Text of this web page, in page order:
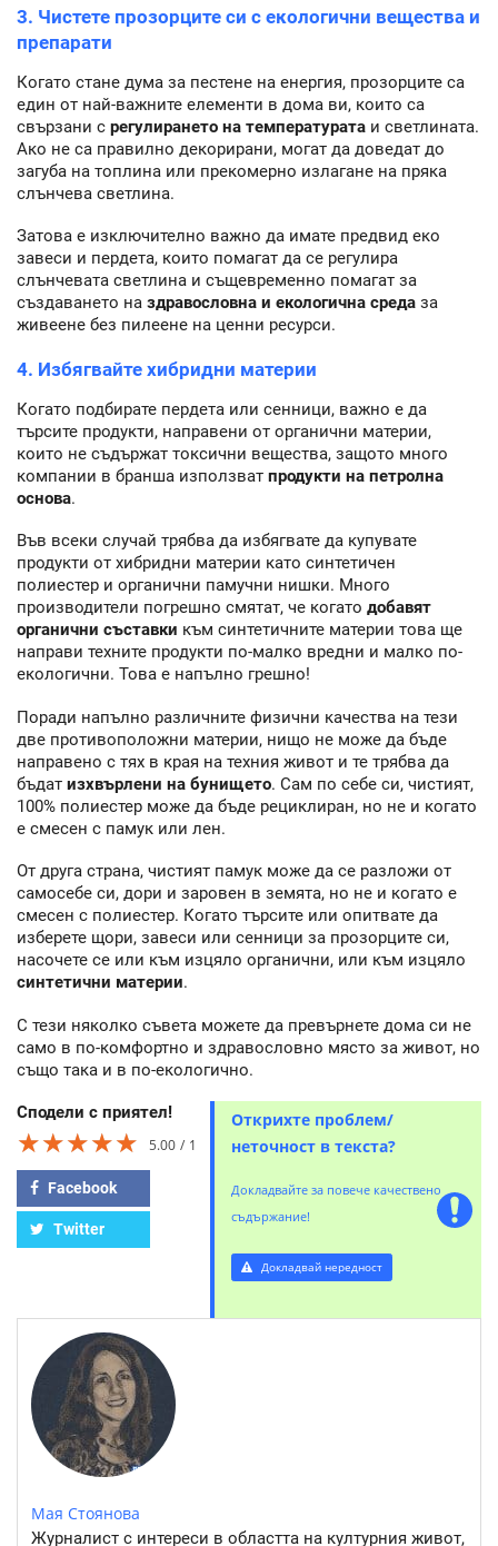
3. Чистете прозорците си с екологични вещества и
препарати
Когато стане дума за пестене на енергия, прозорците са
един от най-важните елементи в дома ви, които са
свързани с регулирането на температурата и светлината.
Ако не са правилно декорирани, могат да доведат до
загуба на топлина или прекомерно излагане на пряка
слънчева светлина.
Затова е изключително важно да имате предвид еко
завеси и пердета, които помагат да се регулира
слънчевата светлина и същевременно помагат за
създаването на здравословна и екологична среда за
живеене без пилеене на ценни ресурси.
4. Избягвайте хибридни материи
Когато подбирате пердета или сенници, важно е да
търсите продукти, направени от органични материи,
които не съдържат токсични вещества, защото много
компании в бранша използват продукти на петролна
основа.
Във всеки случай трябва да избягвате да купувате
продукти от хибридни материи като синтетичен
полиестер и органични памучни нишки. Много
производители погрешно смятат, че когато добавят
органични съставки към синтетичните материи това ще
направи техните продукти по-малко вредни и малко по-
екологични. Това е напълно грешно!
Поради напълно различните физични качества на тези
две противоположни материи, нищо не може да бъде
направено с тях в края на техния живот и те трябва да
бъдат изхвърлени на бунището. Сам по себе си, чистият,
100% полиестер може да бъде рециклиран, но не и когато
е смесен с памук или лен.
От друга страна, чистият памук може да се разложи от
самосебе си, дори и заровен в земята, но не и когато е
смесен с полиестер. Когато търсите или опитвате да
изберете щори, завеси или сенници за прозорците си,
насочете се или към изцяло органични, или към изцяло
синтетични материи.
С тези няколко съвета можете да превърнете дома си не
само в по-комфортно и здравословно място за живот, но
също така и в по-екологично.
Сподели с приятел!
★★★★★
★★★★★
★★★★★ 5.00 1
Facebook
Twitter
Открихте проблем/
неточност в текста?
Докладвайте за повече качествено
съдържание!
Докладвай нередност
Мая Стоянова
Журналист с интереси в областта на културния живот,